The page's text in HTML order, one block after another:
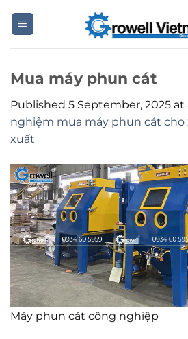
Mua máy phun cát
Published 5 September, 2025 at
nghiệm mua máy phun cát cho
xuất
Máy phun cát công nghiệp